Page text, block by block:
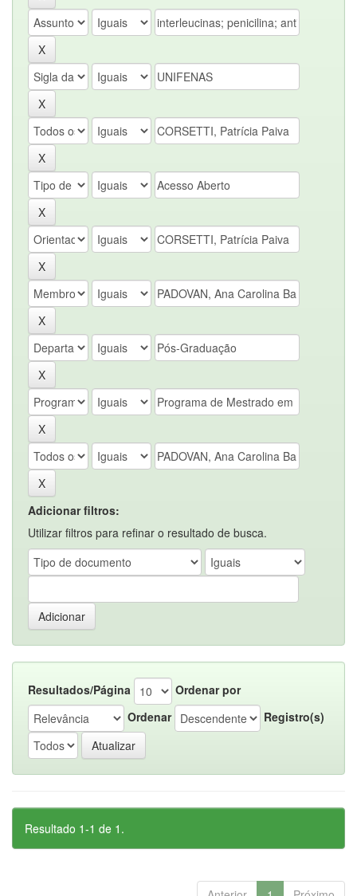
Adicionar filtros:
Utilizar filtros para refinar o resultado de busca.
Resultados/Página
Ordenar por
Ordenar
Registro(s)
Resultado 1-1 de 1.